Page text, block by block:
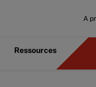
A
Ressources